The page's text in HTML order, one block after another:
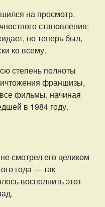
на просмотр.
становления:
но теперь был,
ко всему.
степень полноты
франшизы,
фильмы, начиная
в 1984 году.
смотрел его целиком
года — так
восполнить этот